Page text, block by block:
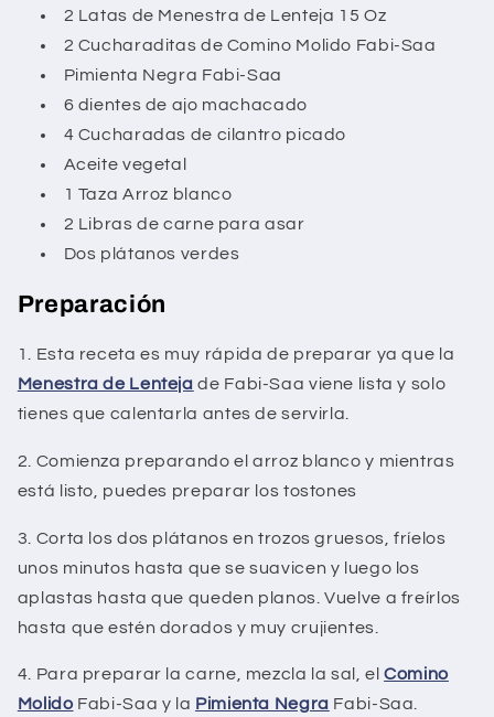
2 Latas de Menestra de Lenteja 15 Oz
2 Cucharaditas de Comino Molido Fabi-Saa
Pimienta Negra Fabi-Saa
6 dientes de ajo machacado
4 Cucharadas de cilantro picado
Aceite vegetal
1 Taza Arroz blanco
2 Libras de carne para asar
Dos plátanos verdes
Preparación
1. Esta receta es muy rápida de preparar ya que la
Menestra de Lenteja de Fabi-Saa viene lista y solo
tienes que calentarla antes de servirla.
2. Comienza preparando el arroz blanco y mientras
está listo, puedes preparar los tostones
3. Corta los dos plátanos en trozos gruesos, fríelos
unos minutos hasta que se suavicen y luego los
aplastas hasta que queden planos. Vuelve a freírlos
hasta que estén dorados y muy crujientes.
4. Para preparar la carne, mezcla la sal, elComino
Molido Fabi-Saa y la Pimienta Negra Fabi-Saa.